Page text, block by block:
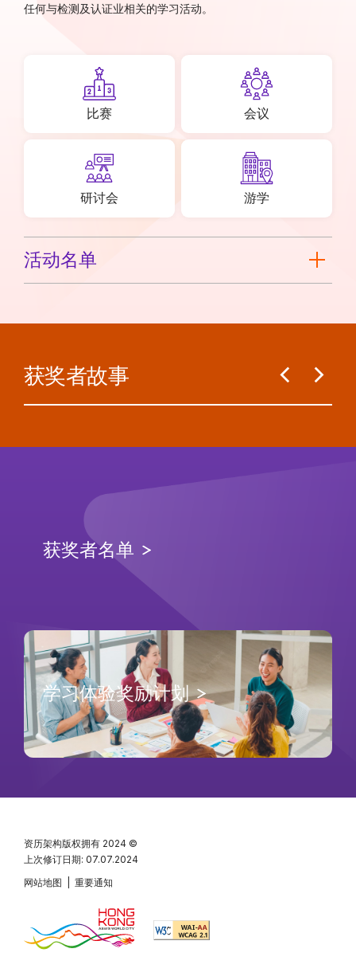
任何与检测及认证业相关的学习活动。
比赛 会议
研讨会 游学
活动名单
获奖者故事
获奖者名单
学习体验奖励计划
资历架构版权拥有 2024 ©
上次修订日期: 07.07.2024
网站地图
重要通知